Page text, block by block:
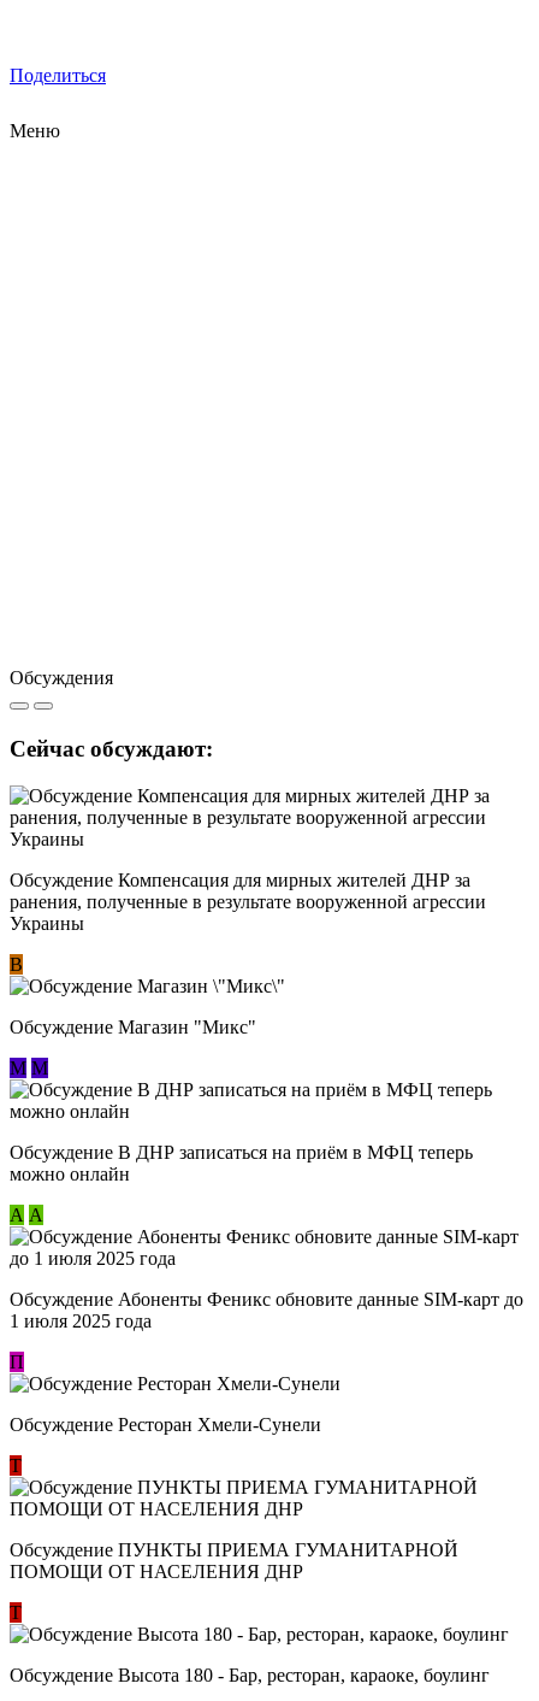
Поделиться
Меню
Обсуждения
Сейчас обсуждают:
Обсуждение Компенсация для мирных жителей ДНР за
ранения, полученные в результате вооруженной агрессии
Украины
В
Обсуждение Магазин "Микс"
М М
Обсуждение В ДНР записаться на приём в МФЦ теперь
можно онлайн
А А
Обсуждение Абоненты Феникс обновите данные SIM-карт до
1 июля 2025 года
П
Обсуждение Ресторан Хмели-Сунели
Т
Обсуждение ​ПУНКТЫ ПРИЕМА ГУМАНИТАРНОЙ
ПОМОЩИ ОТ НАСЕЛЕНИЯ ДНР
Т
Обсуждение Высота 180 - Бар, ресторан, караоке, боулинг